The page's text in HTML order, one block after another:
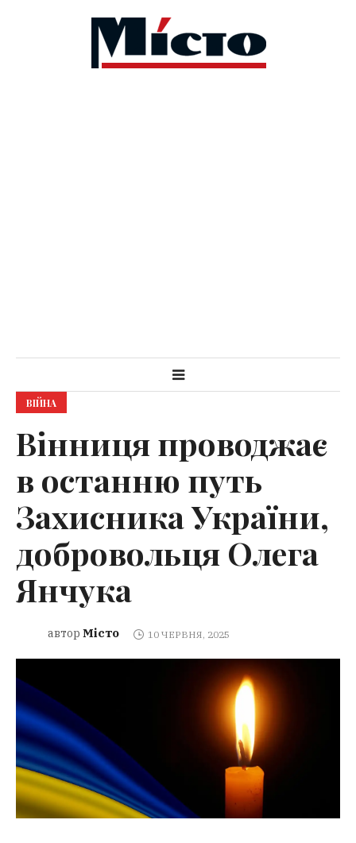
ВІЙНА
Вінниця проводжає
в останню путь
Захисника України,
добровольця Олега
Янчука
автор Місто 10 ЧЕРВНЯ, 2025